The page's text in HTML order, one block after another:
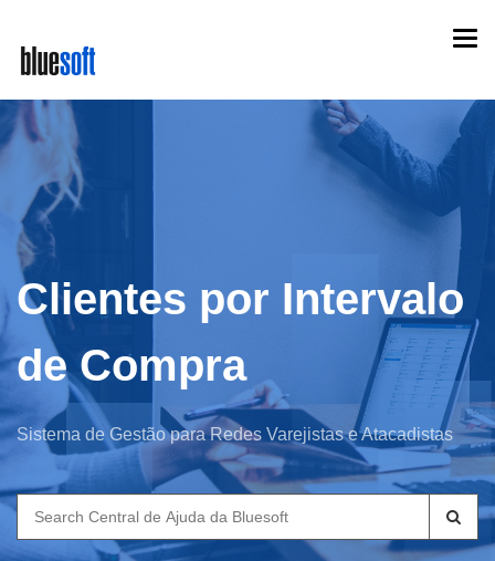
main
content
Clientes por Intervalo
de Compra
Sistema de Gestão para Redes Varejistas e Atacadistas
Search
for: